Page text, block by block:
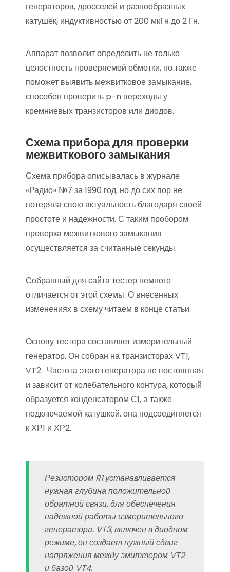
генераторов, дросселей и разнообразных
катушек, индуктивностью от 200 мкГн до 2 Гн.
Аппарат позволит определить не только
целостность проверяемой обмотки, но также
поможет выявить межвитковое замыкание,
способен проверить p-n переходы у
кремниевых транзисторов или диодов.
Схема прибора для проверки
межвиткового замыкания
Схема прибора описывалась в журнале
«Радио» №7 за 1990 год, но до сих пор не
потеряла свою актуальность благодаря своей
простоте и надежности. С таким пробором
проверка межвиткового замыкания
осуществляется за считанные секунды.
Собранный для сайта тестер немного
отличается от этой схемы. О внесенных
изменениях в схему читаем в конце статьи.
Основу тестера составляет измерительный
генератор. Он собран на транзисторах VT1,
VT2. Частота этого генератора не постоянная
и зависит от колебательного контура, который
образуется конденсатором С1, а также
подключаемой катушкой, она подсоединяется
к ХР1 и ХР2.
Резистором R1 устанавливается
нужная глубина положительной
обратной связи, для обеспечения
надежной работы измерительного
генератора. VT3, включен в диодном
режиме, он создает нужный сдвиг
напряжения между эмиттером VT2
и базой VT4.